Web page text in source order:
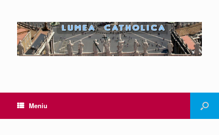
Meniu